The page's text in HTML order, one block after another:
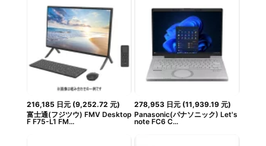
216,185 日元(9,252.72 元)
富士通(フジツウ) FMV Desktop
F F75-L1 FM...
278,953 日元 (11,939.19 元)
Panasonic(パナソニック) Let's
note FC6 C...